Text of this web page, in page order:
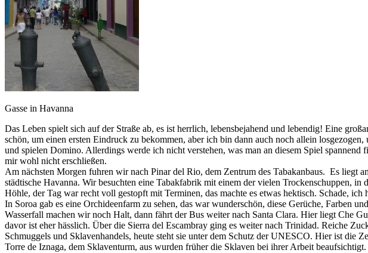
Gasse in Havanna
Das Leben spielt sich auf der Straße ab, es ist herrlich, lebensbejahend und lebendig! Eine
schön, um einen ersten Eindruck zu bekommen, aber ich bin dann auch noch allein
und spielen Domino. Allerdings werde ich nicht verstehen, was man an diesem Spiel
mir wohl nicht erschließen.
Am nächsten Morgen fuhren wir nach Pinar del Rio, dem Zentrum des Tabakanbaus. Es liegt
städtische Havanna. Wir besuchten eine Tabakfabrik mit einem der vielen Trockenschuppen,
Höhle, der Tag war recht voll gestopft mit Terminen, das machte es etwas hektisch. Schade,
In Soroa gab es eine Orchideenfarm zu sehen, das war wunderschön, diese Gerüche, Farben
Wasserfall machen wir noch Halt, dann fährt der Bus weiter nach Santa Clara. Hier liegt Che
davor ist eher hässlich. Über die Sierra del Escambray ging es weiter nach Trinidad. Reiche
Schmuggels und Sklavenhandels, heute steht sie unter dem Schutz der UNESCO. Hier ist die
Torre de Iznaga, dem Sklaventurm, aus wurden früher die Sklaven bei ihrer Arbeit